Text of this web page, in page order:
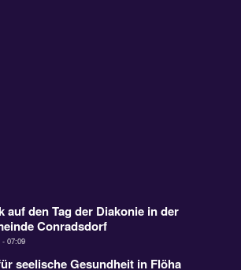
auf den Tag der Diakonie in der
Conradsdorf
07:09
seelische Gesundheit in Flöha